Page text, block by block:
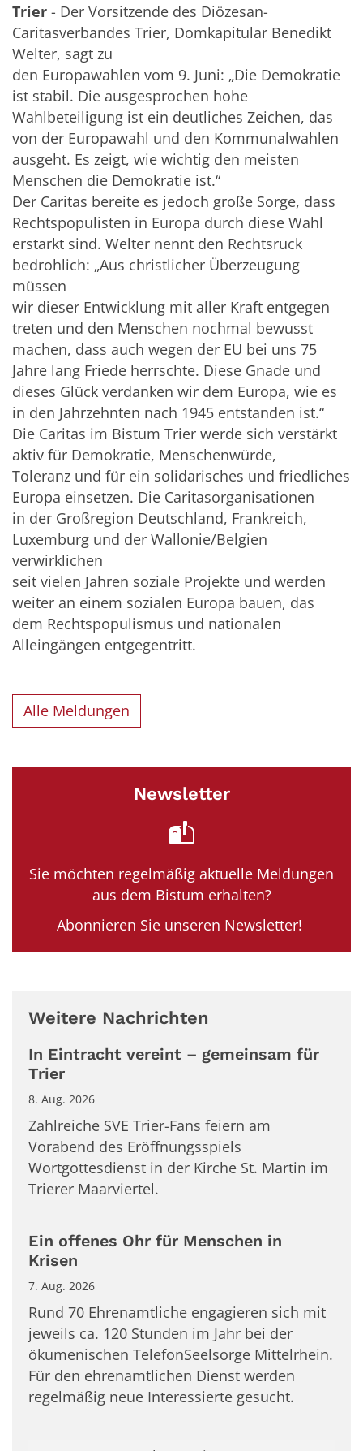
Trier - Der Vorsitzende des Diözesan-
Caritasverbandes Trier, Domkapitular Benedikt
Welter, sagt zu
den Europawahlen vom 9. Juni: „Die Demokratie
ist stabil. Die ausgesprochen hohe
Wahlbeteiligung ist ein deutliches Zeichen, das
von der Europawahl und den Kommunalwahlen
ausgeht. Es zeigt, wie wichtig den meisten
Menschen die Demokratie ist.“
Der Caritas bereite es jedoch große Sorge, dass
Rechtspopulisten in Europa durch diese Wahl
erstarkt sind. Welter nennt den Rechtsruck
bedrohlich: „Aus christlicher Überzeugung
müssen
wir dieser Entwicklung mit aller Kraft entgegen
treten und den Menschen nochmal bewusst
machen, dass auch wegen der EU bei uns 75
Jahre lang Friede herrschte. Diese Gnade und
dieses Glück verdanken wir dem Europa, wie es
in den Jahrzehnten nach 1945 entstanden ist.“
Die Caritas im Bistum Trier werde sich verstärkt
aktiv für Demokratie, Menschenwürde,
Toleranz und für ein solidarisches und friedliches
Europa einsetzen. Die Caritasorganisationen
in der Großregion Deutschland, Frankreich,
Luxemburg und der Wallonie/Belgien
verwirklichen
seit vielen Jahren soziale Projekte und werden
weiter an einem sozialen Europa bauen, das
dem Rechtspopulismus und nationalen
Alleingängen entgegentritt.
Alle Meldungen
Newsletter
Sie möchten regelmäßig aktuelle Meldungen
aus dem Bistum erhalten?
Abonnieren Sie unseren Newsletter!
Weitere Nachrichten
In Eintracht vereint – gemeinsam für
Trier
8. Aug. 2026
Zahlreiche SVE Trier-Fans feiern am
Vorabend des Eröffnungsspiels
Wortgottesdienst in der Kirche St. Martin im
Trierer Maarviertel.
Ein offenes Ohr für Menschen in
Krisen
7. Aug. 2026
Rund 70 Ehrenamtliche engagieren sich mit
jeweils ca. 120 Stunden im Jahr bei der
ökumenischen TelefonSeelsorge Mittelrhein.
Für den ehrenamtlichen Dienst werden
regelmäßig neue Interessierte gesucht.